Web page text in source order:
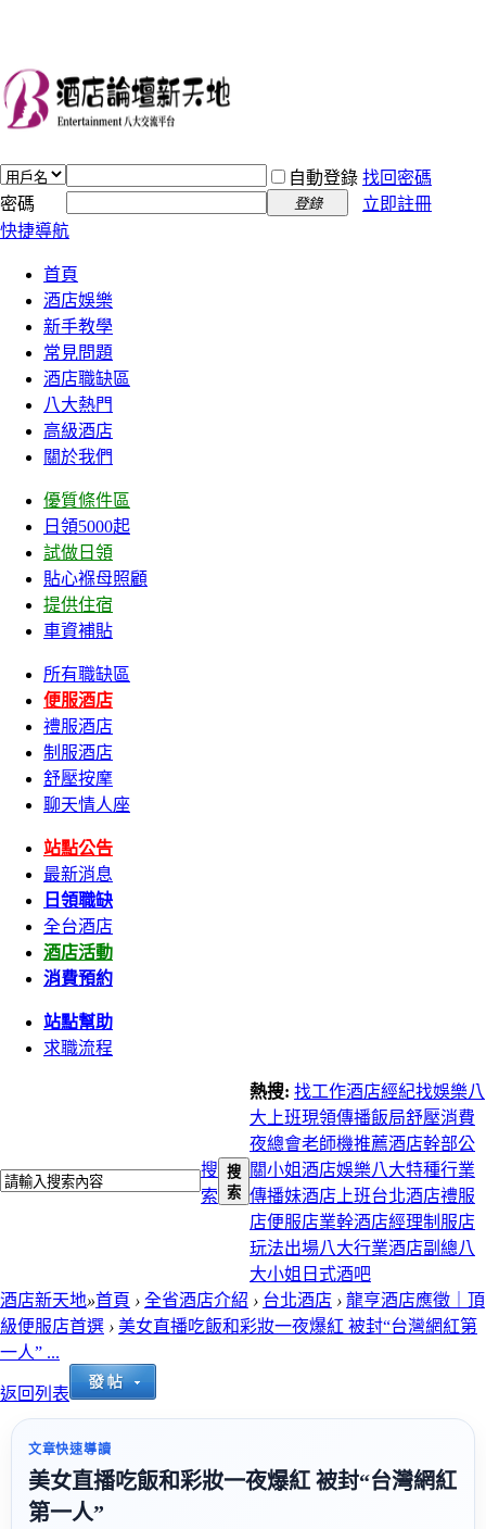
自動登錄 找回密碼
密碼
登錄
立即註冊
快捷導航
首頁
酒店娛樂
新手教學
常見問題
酒店職缺區
八大熱門
高級酒店
關於我們
優質條件區
日領5000起
試做日領
貼心褓母照顧
提供住宿
車資補貼
所有職缺區
便服酒店
禮服酒店
制服酒店
舒壓按摩
聊天情人座
站點公告
最新消息
日領職缺
全台酒店
酒店活動
消費預約
站點幫助
求職流程
搜
索
搜
索
熱搜: 找工作酒店經紀找娛樂八
大上班現領傳播飯局舒壓消費
夜總會老師機推薦酒店幹部公
關小姐酒店娛樂八大特種行業
傳播妹酒店上班台北酒店禮服
店便服店業幹酒店經理制服店
玩法出場八大行業酒店副總八
大小姐 日式酒吧
酒店新天地»首頁 › 全省酒店介紹 › 台北酒店 › 龍亨酒店應徵｜頂
級便服店首選 › 美女直播吃飯和彩妝一夜爆紅 被封“台灣網紅第
一人” ...
返回列表
文章快速導讀
美女直播吃飯和彩妝一夜爆紅 被封“台灣網紅
第一人”